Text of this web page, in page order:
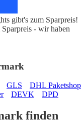
gibt's zum Sparpreis!
- wir haben
GLS
DHL Paketshop
DEVK DPD
finden